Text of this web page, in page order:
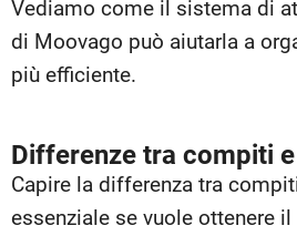
Vediamo come il sistema di
di Moovago può aiutarla a
più efficiente.
Differenze tra compiti
Capire la differenza tra
essenziale se vuole ottenere